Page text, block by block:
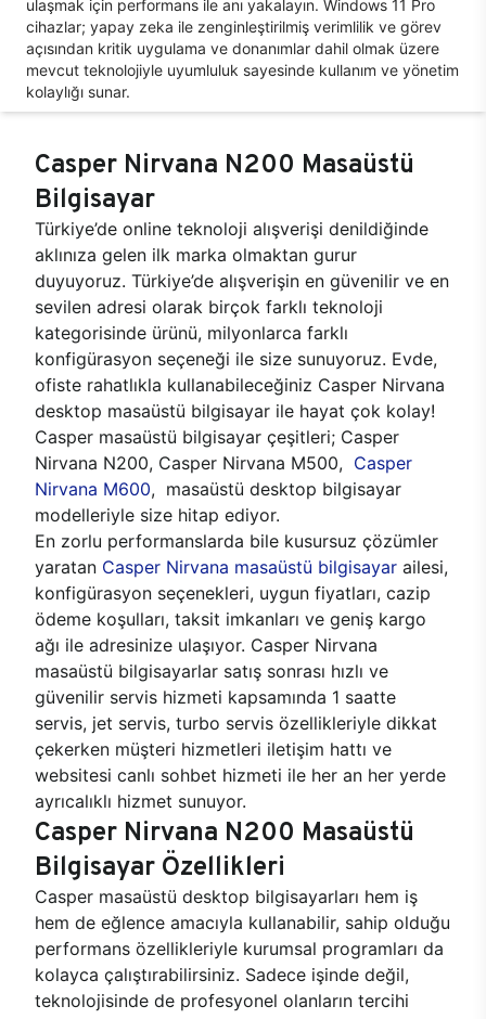
ulaşmak için performans ile anı yakalayın. Windows 11 Pro
cihazlar; yapay zeka ile zenginleştirilmiş verimlilik ve görev
açısından kritik uygulama ve donanımlar dahil olmak üzere
mevcut teknolojiyle uyumluluk sayesinde kullanım ve yönetim
kolaylığı sunar.
Casper Nirvana N200 Masaüstü
Bilgisayar
Türkiye’de online teknoloji alışverişi denildiğinde
aklınıza gelen ilk marka olmaktan gurur
duyuyoruz. Türkiye’de alışverişin en güvenilir ve en
sevilen adresi olarak birçok farklı teknoloji
kategorisinde ürünü, milyonlarca farklı
konfigürasyon seçeneği ile size sunuyoruz. Evde,
ofiste rahatlıkla kullanabileceğiniz Casper Nirvana
desktop masaüstü bilgisayar ile hayat çok kolay!
Casper masaüstü bilgisayar çeşitleri; Casper
Nirvana N200, Casper Nirvana M500, Casper
Nirvana M600, masaüstü desktop bilgisayar
modelleriyle size hitap ediyor.
En zorlu performanslarda bile kusursuz çözümler
yaratan Casper Nirvana masaüstü bilgisayar ailesi,
konfigürasyon seçenekleri, uygun fiyatları, cazip
ödeme koşulları, taksit imkanları ve geniş kargo
ağı ile adresinize ulaşıyor. Casper Nirvana
masaüstü bilgisayarlar satış sonrası hızlı ve
güvenilir servis hizmeti kapsamında 1 saatte
servis, jet servis, turbo servis özellikleriyle dikkat
çekerken müşteri hizmetleri iletişim hattı ve
websitesi canlı sohbet hizmeti ile her an her yerde
ayrıcalıklı hizmet sunuyor.
Casper Nirvana N200 Masaüstü
Bilgisayar Özellikleri
Casper masaüstü desktop bilgisayarları hem iş
hem de eğlence amacıyla kullanabilir, sahip olduğu
performans özellikleriyle kurumsal programları da
kolayca çalıştırabilirsiniz. Sadece işinde değil,
teknolojisinde de profesyonel olanların tercihi